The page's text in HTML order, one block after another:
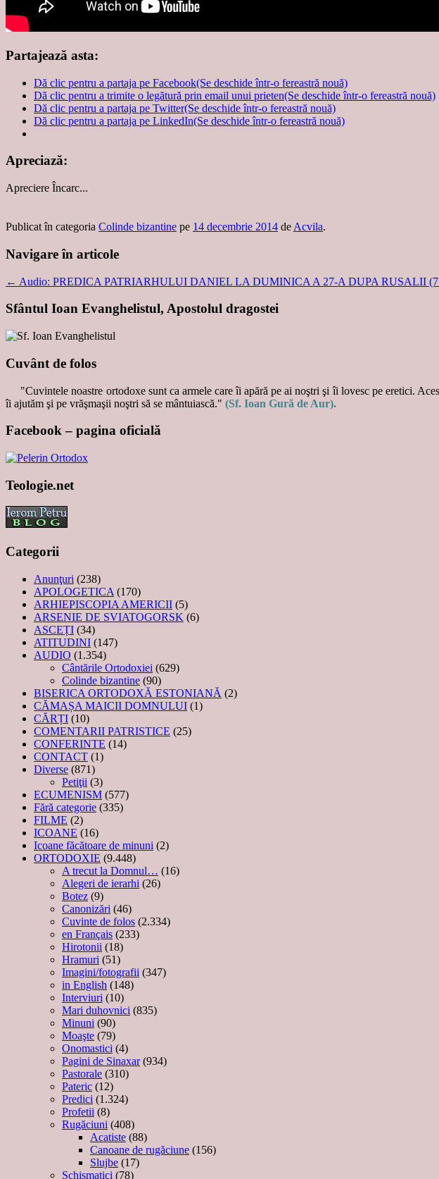
Partajează asta:
Dă clic pentru a partaja pe Facebook(Se deschide într-o fereastră nouă)
Dă clic pentru a trimite o legătură prin email unui prieten(Se deschide într-o fereastră nouă)
Dă clic pentru a partaja pe Twitter(Se deschide într-o fereastră nouă)
Dă clic pentru a partaja pe LinkedIn(Se deschide într-o fereastră nouă)
Apreciază:
Apreciere Încarc...
Publicat în categoria Colinde bizantine pe 14 decembrie 2014 de Acvila.
Navigare în articole
← Audio: PREDICA PATRIARHULUI DANIEL LA DUMINICA A 27-A DUPA RUSALII (7
Sfântul Ioan Evanghelistul, Apostolul dragostei
Cuvânt de folos
"Cuvintele noastre ortodoxe sunt ca armele care îi apără pe ai noştri şi îi lovesc pe eretici.
îi ajutăm şi pe vrăşmaşii noştri să se mântuiască." (Sf. Ioan Gură de Aur).
Facebook – pagina oficială
Teologie.net
Categorii
Anunţuri (238)
APOLOGETICA (170)
ARHIEPISCOPIA AMERICII (5)
ARSENIE DE SVIATOGORSK (6)
ASCEȚI (34)
ATITUDINI (147)
AUDIO (1.354)
Cântările Ortodoxiei (629)
Colinde bizantine (90)
BISERICA ORTODOXĂ ESTONIANĂ (2)
CĂMAȘA MAICII DOMNULUI (1)
CĂRȚI (10)
COMENTARII PATRISTICE (25)
CONFERINTE (14)
CONTACT (1)
Diverse (871)
Petiţii (3)
ECUMENISM (577)
Fără categorie (335)
FILME (2)
ICOANE (16)
Icoane făcătoare de minuni (2)
ORTODOXIE (9.448)
A trecut la Domnul… (16)
Alegeri de ierarhi (26)
Botez (9)
Canonizări (46)
Cuvinte de folos (2.334)
en Français (233)
Hirotonii (18)
Hramuri (51)
Imagini/fotografii (347)
in English (148)
Interviuri (10)
Mari duhovnici (835)
Minuni (90)
Moaşte (79)
Onomastici (4)
Pagini de Sinaxar(934)
Pastorale (310)
Pateric (12)
Predici (1.324)
Profetii (8)
Rugăciuni (408)
Acatiste (88)
Canoane de rugăciune (156)
Slujbe (17)
Schismatici (78)